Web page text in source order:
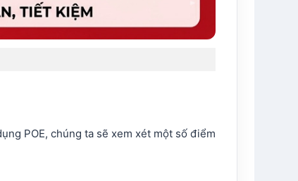
POE, chúng ta sẽ xem xét một số điểm